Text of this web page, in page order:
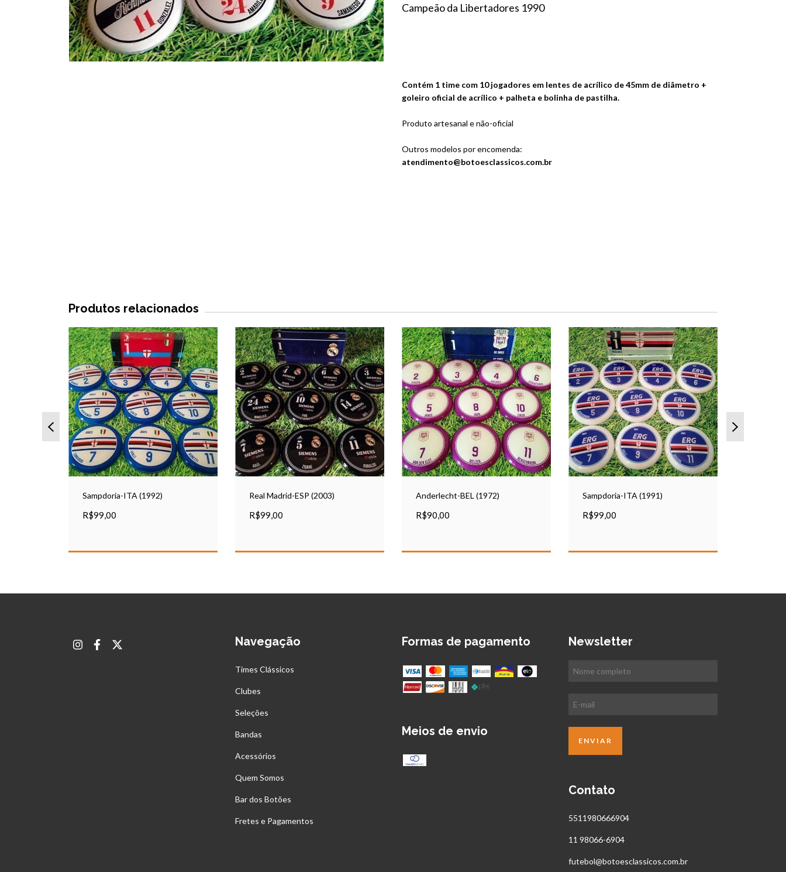
Campeão da Libertadores 1990
Contém 1 time com 10 jogadores em lentes de acrílico de 45mm de diâmetro +
goleiro oficial de acrílico + palheta e bolinha de pastilha.
Produto artesanal e não-oficial
Outros modelos por encomenda:
atendimento@botoesclassicos.com.br
Produtos relacionados
Sampdoria-ITA (1992)
R$99,00
Real Madrid-ESP (2003)
R$99,00
Anderlecht-BEL (1972)
R$90,00
Sampdoria-ITA (1991)
R$99,00
Navegação
Times Clássicos
Clubes
Seleções
Bandas
Acessórios
Quem Somos
Bar dos Botões
Fretes e Pagamentos
Formas de pagamento
Meios de envio
Newsletter
Contato
5511980666904
11 98066-6904
futebol@botoesclassicos.com.br